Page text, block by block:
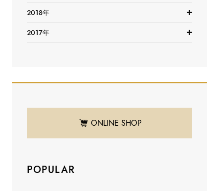
2018年
2017年
ONLINE SHOP
POPULAR